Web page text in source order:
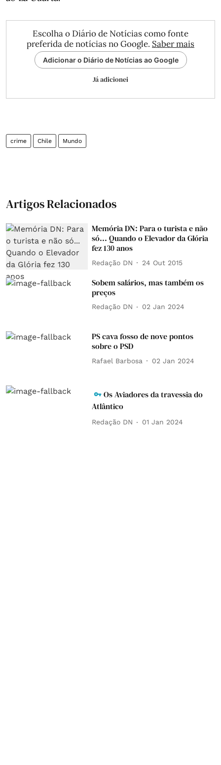
Escolha o Diário de Notícias como fonte
preferida de notícias no Google. Saber mais
Adicionar o Diário de Notícias ao Google
Já adicionei
crime Chile Mundo
Artigos Relacionados
Memória DN: Para o turista e não
só... Quando o Elevador da Glória
fez 130 anos
Redação DN 24 Out 2015
Sobem salários, mas também os
preços
Redação DN 02 Jan 2024
PS cava fosso de nove pontos
sobre o PSD
Rafael Barbosa 02 Jan 2024
Os Aviadores da travessia do
Atlântico
Redação DN 01 Jan 2024